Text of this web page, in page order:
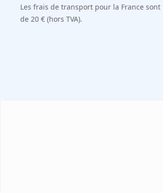
Les frais de transport pour la France sont
de 20 € (hors TVA).